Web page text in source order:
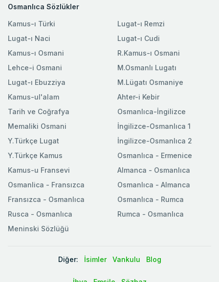
Osmanlıca Sözlükler
Kamus-ı Türki
Lugat-ı Naci
Kamus-ı Osmani
Lehce-i Osmani
Lugat-ı Ebuzziya
Lugat-ı Remzi
Lugat-ı Cudi
R.Kamus-ı Osmani
M.Osmanlı Lugatı
M.Lügatı Osmaniye
Kamus-ul'alam
Tarih ve Coğrafya
Memaliki Osmani
Y.Türkçe Lugat
Y.Türkçe Kamus
Ahter-i Kebir
Osmanlıca-İngilizce
İngilizce-Osmanlıca 1
İngilizce-Osmanlıca 2
Osmanlıca - Ermenice
Kamus-u Fransevi
Osmanlica - Fransızca
Fransızca - Osmanlıca
Rusca - Osmanlıca
Meninski Sözlüğü
Almanca - Osmanlıca
Osmanlıca - Almanca
Osmanlıca - Rumca
Rumca - Osmanlıca
Diğer: İsimler Vankulu Blog